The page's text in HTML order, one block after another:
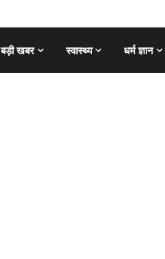
बड़ी खबर स्वास्थ्य धर्म ज्ञान